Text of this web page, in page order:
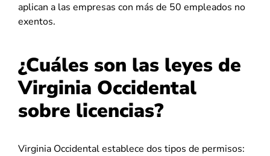
aplican a las empresas con más de 50 empleados no
exentos.
¿Cuáles son las leyes de
Virginia Occidental
sobre licencias?
Virginia Occidental establece dos tipos de permisos: